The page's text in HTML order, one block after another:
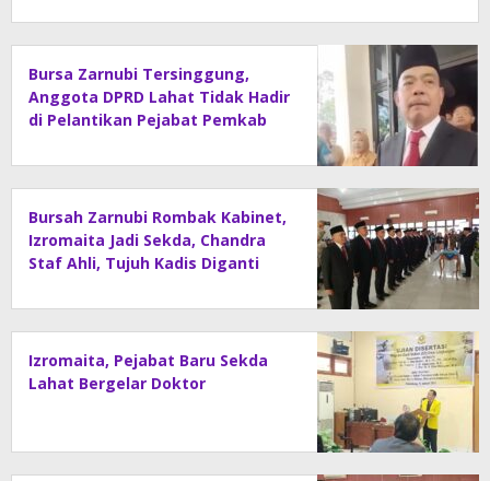
Bursa Zarnubi Tersinggung,
Anggota DPRD Lahat Tidak Hadir
di Pelantikan Pejabat Pemkab
Bursah Zarnubi Rombak Kabinet,
Izromaita Jadi Sekda, Chandra
Staf Ahli, Tujuh Kadis Diganti
Izromaita, Pejabat Baru Sekda
Lahat Bergelar Doktor